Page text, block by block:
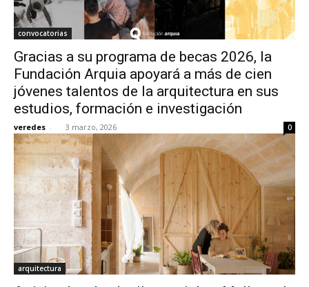
convocatorias
Gracias a su programa de becas 2026, la
Fundación Arquia apoyará a más de cien
jóvenes talentos de la arquitectura en sus
estudios, formación e investigación
veredes - 3 marzo, 2026 0
arquitectura